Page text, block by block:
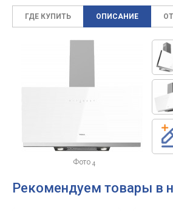
ГДЕ КУПИТЬ ОПИСАНИЕ
Фото 4
Рекомендуем товары в